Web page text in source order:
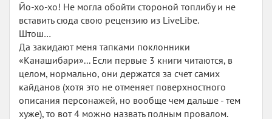
Йо-хо-хо! Не могла обойти стороной топлибу и не
вставить сюда свою рецензию из LiveLibe.
Штош…
Да закидают меня тапками поклонники
«Канашибари»... Если первые 3 книги читаются, в
целом, нормально, они держатся за счет самих
кайданов (хотя это не отменяет поверхностного
описания персонажей, но вообще чем дальше - тем
хуже), то вот 4 можно назвать полным провалом.